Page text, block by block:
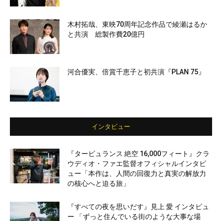
木村拓哉、東映70周年記念作品で綾瀬はるか
と共演 総製作費20億円
河合優実、倍賞千恵子と初共演『PLAN 75』
インタビュー
『タービュランス 絶空 16,000フィート』クラ
ウディオ・ファエ監督オフィシャルインタビ
ュー「本作は、人間の回復力と真実の解放力
の核心へと迫る旅」
『すべての夜を思いだす』見上 愛 インタビュ
ー 「ずっと住んでいる街のような大事な場